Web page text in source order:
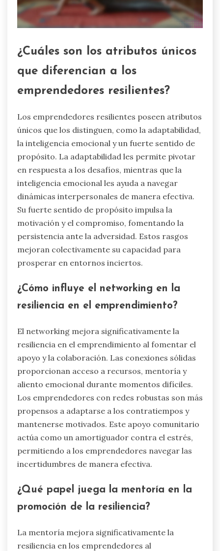
¿Cuáles son los atributos únicos
que diferencian a los
emprendedores resilientes?
Los emprendedores resilientes poseen atributos
únicos que los distinguen, como la adaptabilidad,
la inteligencia emocional y un fuerte sentido de
propósito. La adaptabilidad les permite pivotar
en respuesta a los desafíos, mientras que la
inteligencia emocional les ayuda a navegar
dinámicas interpersonales de manera efectiva.
Su fuerte sentido de propósito impulsa la
motivación y el compromiso, fomentando la
persistencia ante la adversidad. Estos rasgos
mejoran colectivamente su capacidad para
prosperar en entornos inciertos.
¿Cómo influye el networking en la
resiliencia en el emprendimiento?
El networking mejora significativamente la
resiliencia en el emprendimiento al fomentar el
apoyo y la colaboración. Las conexiones sólidas
proporcionan acceso a recursos, mentoría y
aliento emocional durante momentos difíciles.
Los emprendedores con redes robustas son más
propensos a adaptarse a los contratiempos y
mantenerse motivados. Este apoyo comunitario
actúa como un amortiguador contra el estrés,
permitiendo a los emprendedores navegar las
incertidumbres de manera efectiva.
¿Qué papel juega la mentoría en la
promoción de la resiliencia?
La mentoría mejora significativamente la
resiliencia en los emprendedores al